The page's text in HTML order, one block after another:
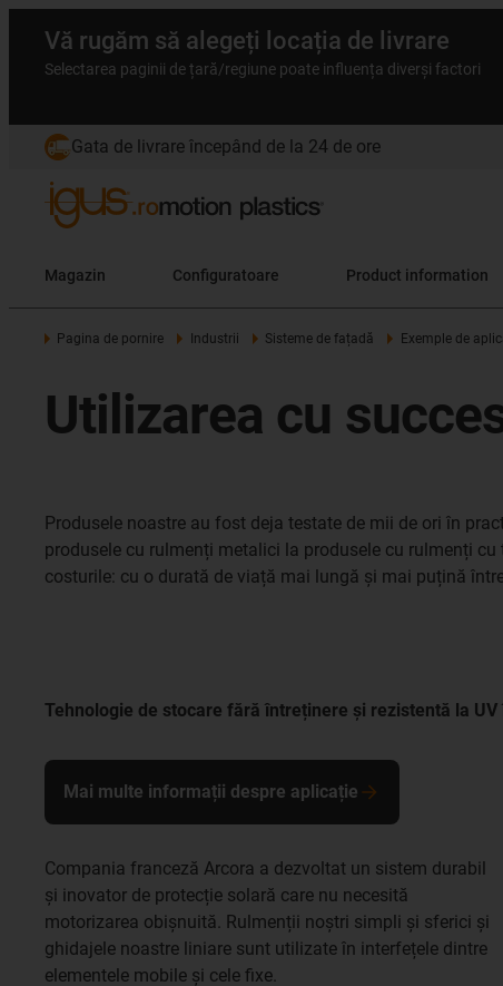
Vă rugăm să alegeți locația de livrare
Selectarea paginii de țară/regiune poate influența diverși factori
Gata de livrare începând de la 24 de ore
Magazin Configuratoare Product information
Pagina de pornire Industrii Sisteme de fațadă Exemple de
Utilizarea cu
Produsele noastre au fost deja testate de mii de ori în
produsele cu rulmenți metalici la produsele cu rulmenți
costurile: cu o durată de viață mai lungă și mai puțină
Tehnologie de stocare fără întreținere și rezistentă la
Compania franceză Arcora a dezvoltat un sistem durabil
și inovator de protecție solară care nu necesită
motorizarea obișnuită. Rulmenții noștri simpli și sferici și
ghidajele noastre liniare sunt utilizate în interfețele dintre
elementele mobile și cele fixe.
Mai multe informații despre aplicație